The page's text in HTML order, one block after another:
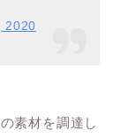
2020
素材を調達し